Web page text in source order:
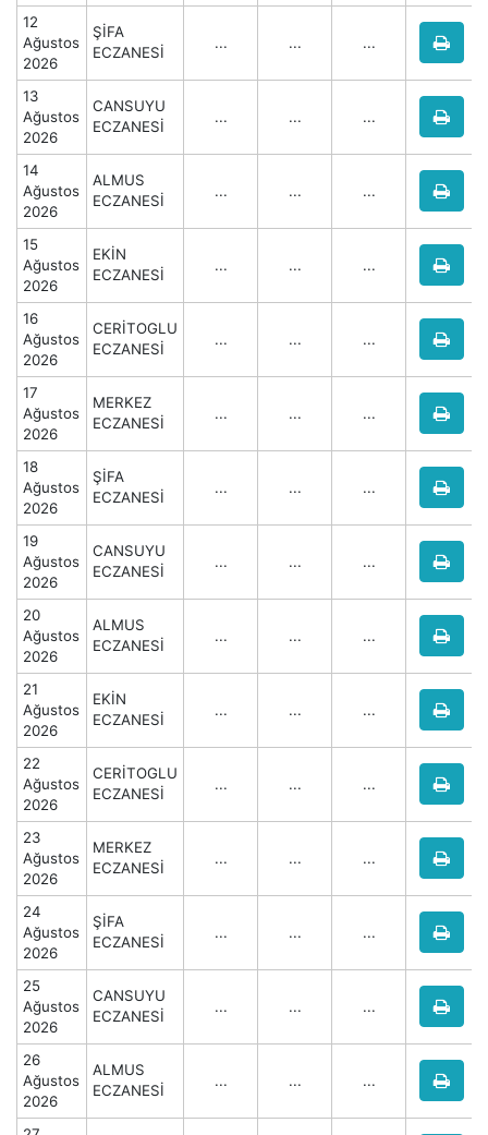
12
Ağustos
2026
ŞİFA
ECZANESİ
... ... ...
13
Ağustos
2026
CANSUYU
ECZANESİ
... ... ...
14
Ağustos
2026
ALMUS
ECZANESİ
... ... ...
15
Ağustos
2026
EKİN
ECZANESİ
... ... ...
16
Ağustos
2026
CERİTOGLU
ECZANESİ
... ... ...
17
Ağustos
2026
MERKEZ
ECZANESİ
... ... ...
18
Ağustos
2026
ŞİFA
ECZANESİ
... ... ...
19
Ağustos
2026
CANSUYU
ECZANESİ
... ... ...
20
Ağustos
2026
ALMUS
ECZANESİ
... ... ...
21
Ağustos
2026
EKİN
ECZANESİ
... ... ...
22
Ağustos
2026
CERİTOGLU
ECZANESİ
... ... ...
23
Ağustos
2026
MERKEZ
ECZANESİ
... ... ...
24
Ağustos
2026
ŞİFA
ECZANESİ
... ... ...
25
Ağustos
2026
CANSUYU
ECZANESİ
... ... ...
26
Ağustos
2026
ALMUS
ECZANESİ
... ... ...